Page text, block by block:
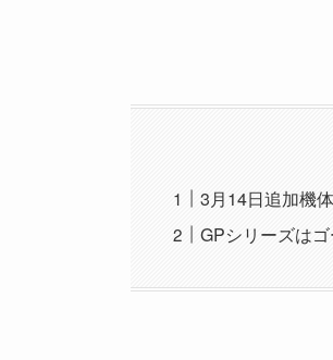
3月14日追加機
GPシリーズは